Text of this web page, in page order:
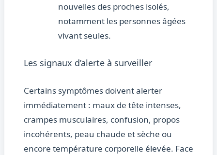
nouvelles des proches isolés,
notamment les personnes âgées
vivant seules.
Les signaux d’alerte à surveiller
Certains symptômes doivent alerter
immédiatement : maux de tête intenses,
crampes musculaires, confusion, propos
incohérents, peau chaude et sèche ou
encore température corporelle élevée. Face